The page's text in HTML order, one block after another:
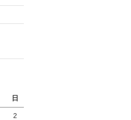
日
2